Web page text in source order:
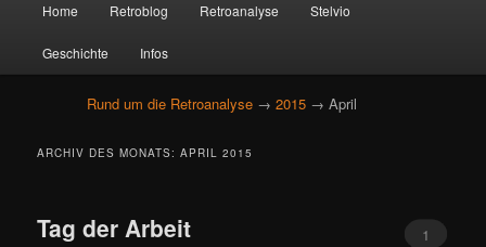
Zum
primären
Inhalt
springen
Zum
sekundären
Inhalt
springen
Home Retroblog Retroanalyse Stelvio
Geschichte Infos
Rund um die Retroanalyse → 2015 → April
ARCHIV DES MONATS:APRIL 2015
Tag der Arbeit 1